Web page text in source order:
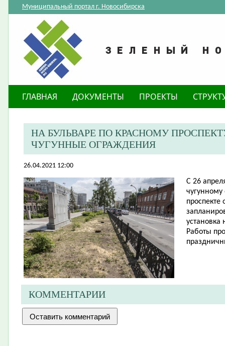
Муниципальный портал г. Новосибирска
ГЛАВНАЯ ДОКУМЕНТЫ ПРОЕКТЫ
НА БУЛЬВАРЕ ПО КРАСНОМУ
ЧУГУННЫЕ ОГРАЖДЕНИЯ
26.04.2021 12:00
С 26
проспекте
Работы
КОММЕНТАРИИ